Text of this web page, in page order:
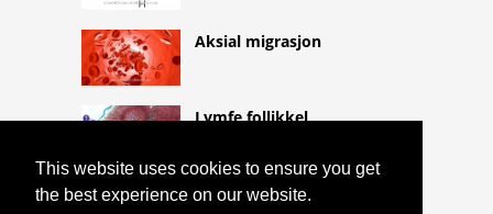
This website uses cookies to ensure you get
the best experience on our website.
Aksial migrasjon
Lymfe follikkel